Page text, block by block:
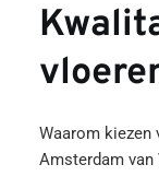
Waarom kiezen
Amsterdam